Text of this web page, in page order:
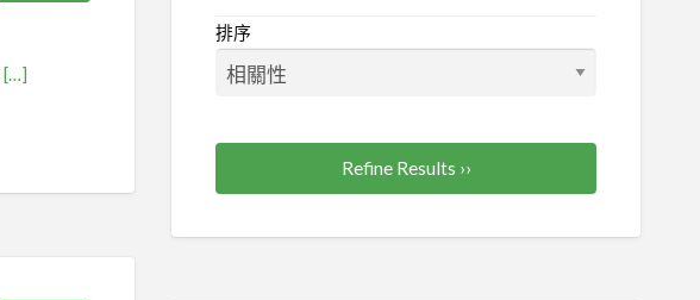
[…]
排序
Refine Results ››